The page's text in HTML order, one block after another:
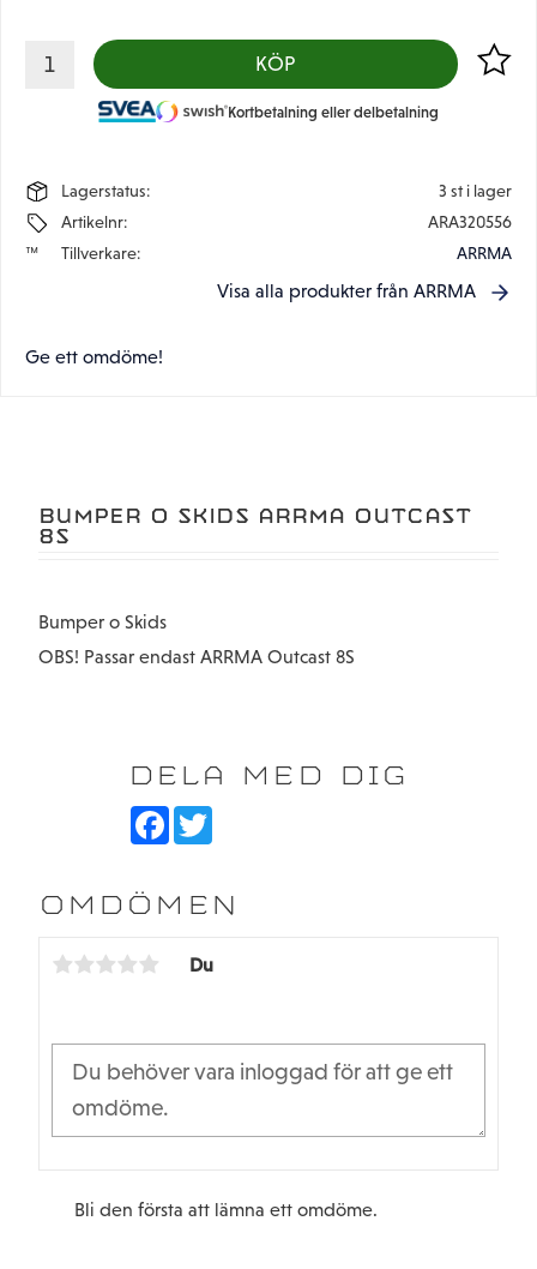
KÖP Lägg
Kortbetalning eller delbetalning
Lagerstatus
3 st i lager
Artikelnr
ARA320556
Tillverkare
ARRMA
Visa alla produkter från ARRMA
Ge ett omdöme!
BUMPER O SKIDS ARRMA OUTCAST
8S
Bumper o Skids
OBS! Passar endast ARRMA Outcast 8S
DELA MED DIG
F
b
o
T
t
e
OMDÖMEN
Du
Bli den första att lämna ett omdöme.